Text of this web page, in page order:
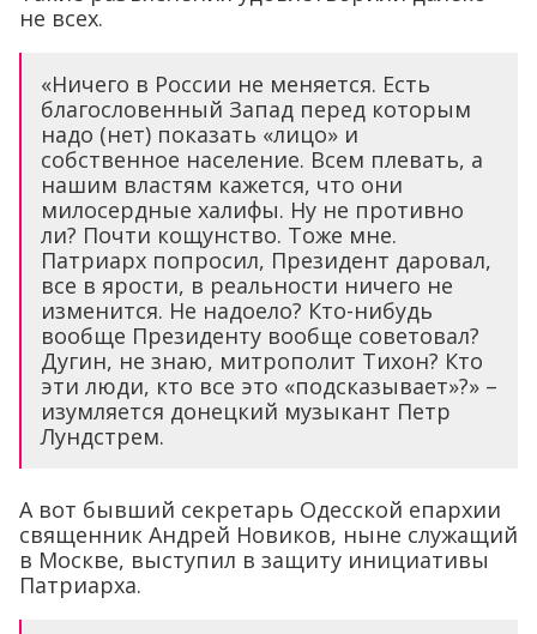
не всех.
«Ничего в России не меняется. Есть
благословенный Запад перед которым
надо (нет) показать «лицо» и
собственное население. Всем плевать, а
нашим властям кажется, что они
милосердные халифы. Ну не противно
ли? Почти кощунство. Тоже мне.
Патриарх попросил, Президент даровал,
все в ярости, в реальности ничего не
изменится. Не надоело? Кто-нибудь
вообще Президенту вообще советовал?
Дугин, не знаю, митрополит Тихон? Кто
эти люди, кто все это «подсказывает»?» –
изумляется донецкий музыкант Петр
Лундстрем.
А вот бывший секретарь Одесской епархии
священник Андрей Новиков, ныне служащий
в Москве, выступил в защиту инициативы
Патриарха.